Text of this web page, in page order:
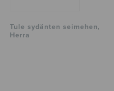
Tule sydänten seimehen,
Herra